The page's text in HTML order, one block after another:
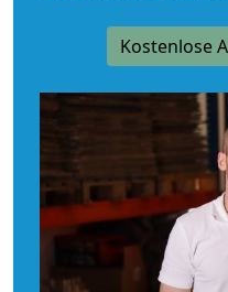
Kostenlose